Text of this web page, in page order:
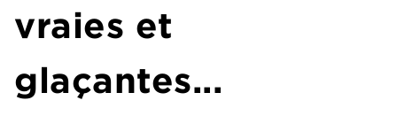
vraies et
glaçantes...